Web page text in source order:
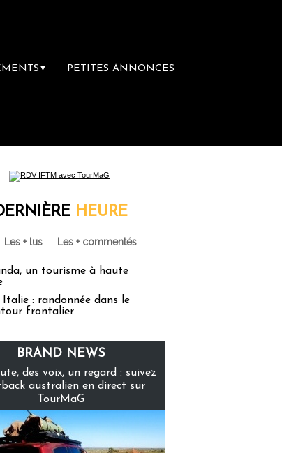
▼ PETITES ANNONCES
du voyage
HEURE
Les + lus Les + commentés
un tourisme à haute
Italie : randonnée dans le
frontalier
BRAND NEWS
des voix, un regard : suivez
australien en direct sur
TourMaG